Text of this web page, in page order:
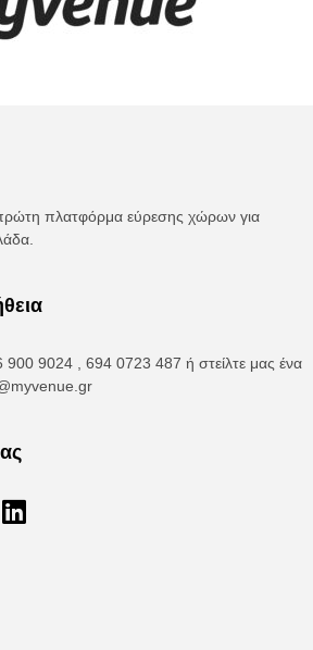
πλατφόρμα εύρεσης χώρων για
900 9024 , 694 0723 487 ή στείλτε μας ένα